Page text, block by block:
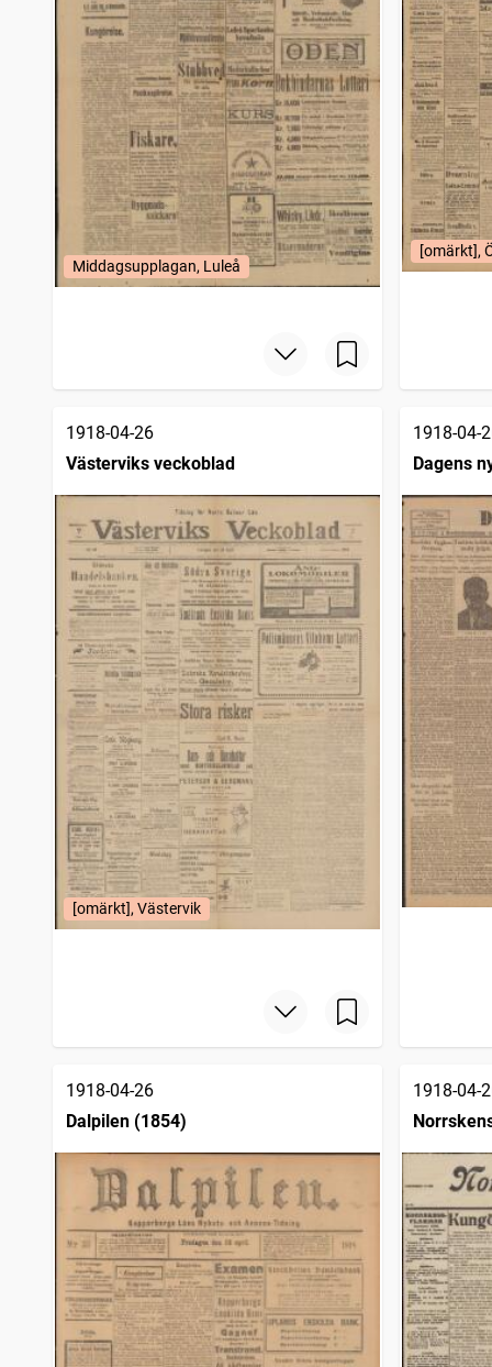
Middagsupplagan, Luleå
[omärkt],
1918-04-26
Västerviks veckoblad
[omärkt], Västervik
1918-04-
Dagens
1918-04-26
Dalpilen (1854)
1918-04-